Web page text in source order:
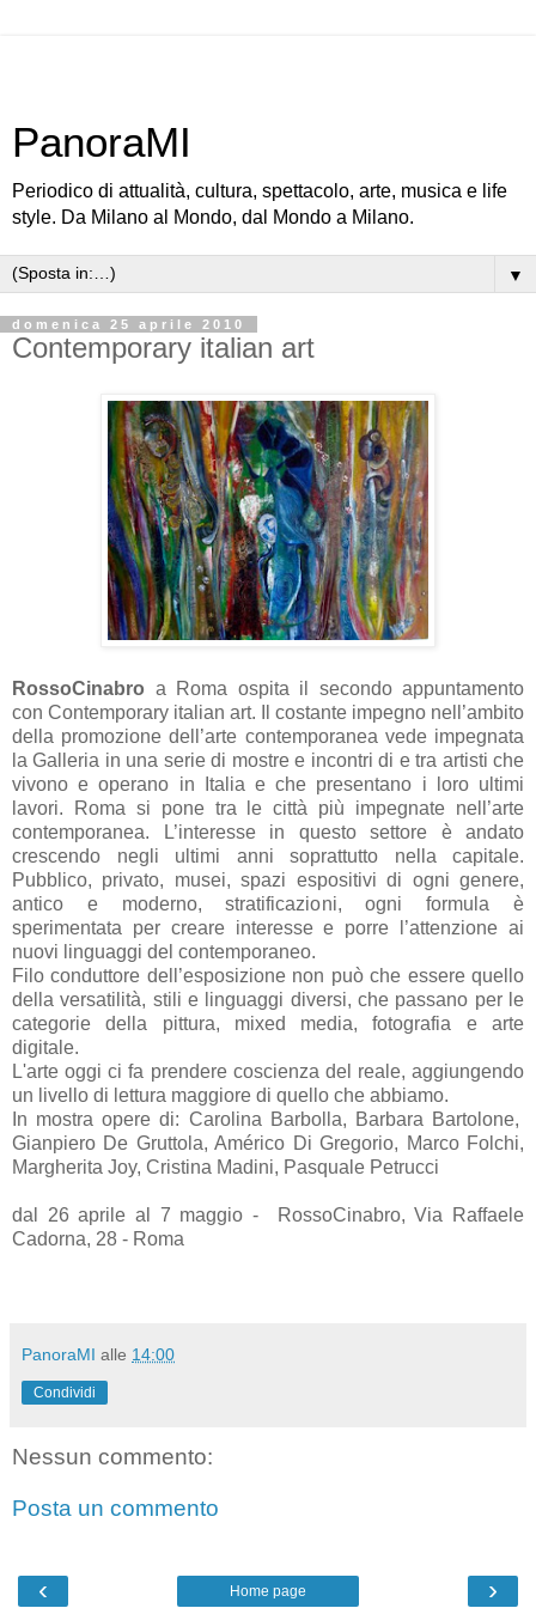
PanoraMI
Periodico di attualità, cultura, spettacolo, arte, musica e life
style. Da Milano al Mondo, dal Mondo a Milano.
▼
domenica 25 aprile 2010
Contemporary italian art
RossoCinabro a Roma ospita il secondo appuntamento
con Contemporary italian art. Il costante impegno nell’ambito
della promozione dell’arte contemporanea vede impegnata
la Galleria in una serie di mostre e incontri di e tra artisti che
vivono e operano in Italia e che presentano i loro ultimi
lavori. Roma si pone tra le città più impegnate nell’arte
contemporanea. L’interesse in questo settore è andato
crescendo negli ultimi anni soprattutto nella capitale.
Pubblico, privato, musei, spazi espositivi di ogni genere,
antico e moderno, stratificazioni, ogni formula è
sperimentata per creare interesse e porre l’attenzione ai
nuovi linguaggi del contemporaneo.
Filo conduttore dell’esposizione non può che essere quello
della versatilità, stili e linguaggi diversi, che passano per le
categorie della pittura, mixed media, fotografia e arte
digitale.
L'arte oggi ci fa prendere coscienza del reale, aggiungendo
un livello di lettura maggiore di quello che abbiamo.
In mostra opere di: Carolina Barbolla, Barbara Bartolone,
Gianpiero De Gruttola, Américo Di Gregorio, Marco Folchi,
Margherita Joy, Cristina Madini, Pasquale Petrucci
dal 26 aprile al 7 maggio - RossoCinabro, Via Raffaele
Cadorna, 28 - Roma
PanoraMI alle 14:00
Condividi
Nessun commento:
Posta un commento
‹ ›
Home page